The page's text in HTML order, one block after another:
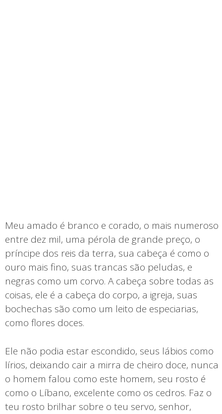
Meu amado é branco e corado, o mais numeroso
entre dez mil, uma pérola de grande preço, o
príncipe dos reis da terra, sua cabeça é como o
ouro mais fino, suas trancas são peludas, e
negras como um corvo. A cabeça sobre todas as
coisas, ele é a cabeça do corpo, a igreja, suas
bochechas são como um leito de especiarias,
como flores doces.
Ele não podia estar escondido, seus lábios como
lírios, deixando cair a mirra de cheiro doce, nunca
o homem falou como este homem, seu rosto é
como o Líbano, excelente como os cedros. Faz o
teu rosto brilhar sobre o teu servo, senhor,